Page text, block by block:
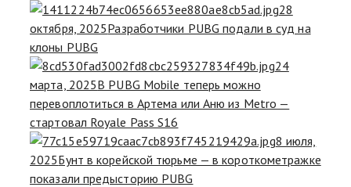
28
октября, 2025Разработчики PUBG подали в суд на
клоны PUBG
24
марта, 2025В PUBG Mobile теперь можно
перевоплотиться в Артема или Аню из Metro —
стартовал Royale Pass S16
8 июля,
2025Бунт в корейской тюрьме — в короткометражке
показали предысторию PUBG